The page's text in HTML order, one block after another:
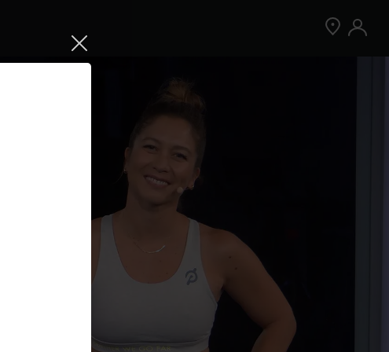
Jetzt Peloton App kostenlos testen